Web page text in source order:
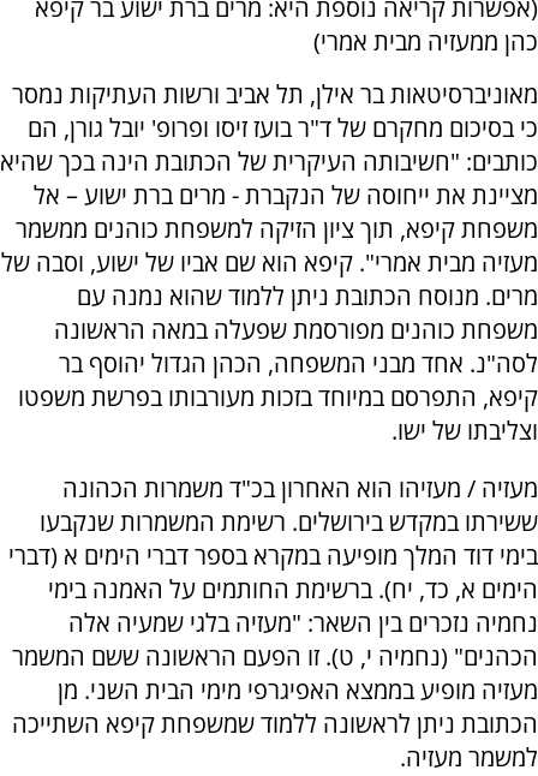
(אפשרות קריאה נוספת היא: מרים ברת ישוע בר קיפא
כהן ממעזיה מבית אמרי)
מאוניברסיטאות בר אילן, תל אביב ורשות העתיקות נמסר
כי בסיכום מחקרם של ד"ר בועז זיסו ופרופ' יובל גורן, הם
כותבים: "חשיבותה העיקרית של הכתובת הינה בכך שהיא
מציינת את ייחוסה של הנקברת - מרים ברת ישוע – אל
משפחת קיפא, תוך ציון הזיקה למשפחת כוהנים ממשמר
מעזיה מבית אמרי". קיפא הוא שם אביו של ישוע, וסבה של
מרים. מנוסח הכתובת ניתן ללמוד שהוא נמנה עם
משפחת כוהנים מפורסמת שפעלה במאה הראשונה
לסה"נ. אחד מבני המשפחה, הכהן הגדול יהוסף בר
קיפא, התפרסם במיוחד בזכות מעורבותו בפרשת משפטו
וצליבתו של ישו.
מעזיה / מעזיהו הוא האחרון בכ"ד משמרות הכהונה
ששירתו במקדש בירושלים. רשימת המשמרות שנקבעו
בימי דוד המלך מופיעה במקרא בספר דברי הימים א (דברי
הימים א, כד, יח). ברשימת החותמים על האמנה בימי
נחמיה נזכרים בין השאר: "מעזיה בלגי שמעיה אלה
הכהנים" (נחמיה י, ט). זו הפעם הראשונה ששם המשמר
מעזיה מופיע בממצא האפיגרפי מימי הבית השני. מן
הכתובת ניתן לראשונה ללמוד שמשפחת קיפא השתייכה
למשמר מעזיה.